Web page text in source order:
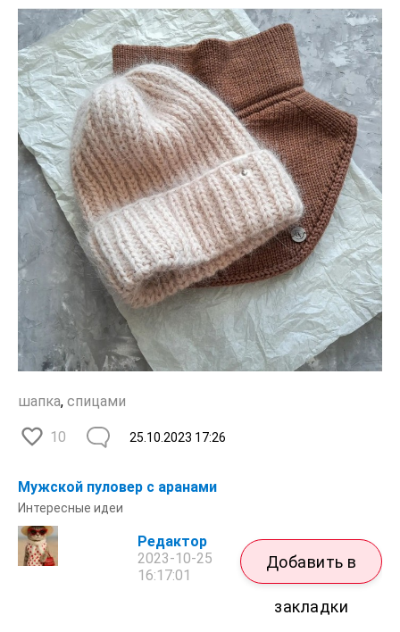
шапка, спицами
10 25.10.2023 17:26
Мужской пуловер с аранами
Интересные идеи
Редактор
2023-10-25
16:17:01
Добавить в
закладки